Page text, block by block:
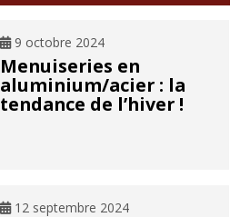
9 octobre 2024
Menuiseries en
aluminium/acier : la
tendance de l’hiver !
12 septembre 2024